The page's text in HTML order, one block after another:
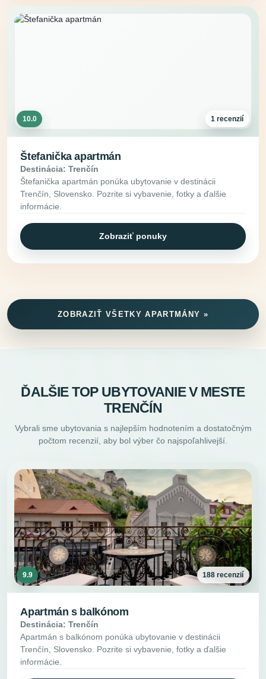
10.0 1 recenzií
Štefanička apartmán
Destinácia: Trenčín
Štefanička apartmán ponúka ubytovanie v destinácii
Trenčín, Slovensko. Pozrite si vybavenie, fotky a ďalšie
informácie.
Zobraziť ponuky
ZOBRAZIŤ VŠETKY APARTMÁNY »
ĎALŠIE TOP UBYTOVANIE V MESTE
TRENČÍN
Vybrali sme ubytovania s najlepším hodnotením a dostatočným
počtom recenzií, aby bol výber čo najspoľahlivejší.
9.9 188 recenzií
Apartmán s balkónom
Destinácia: Trenčín
Apartmán s balkónom ponúka ubytovanie v destinácii
Trenčín, Slovensko. Pozrite si vybavenie, fotky a ďalšie
informácie.